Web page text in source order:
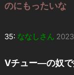
のにもったいな
35: ななしさん
Vチュー―の奴で